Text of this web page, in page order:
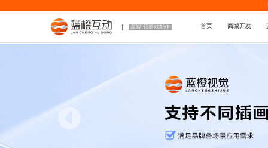
高端H5游戏制作 首页 商城开发